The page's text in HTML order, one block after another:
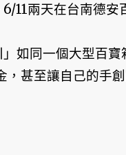
11兩天在台南德安
」如同一個大型百
，甚至讓自己的手